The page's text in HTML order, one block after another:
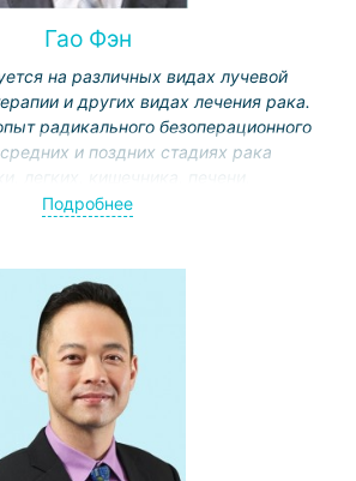
Гао Фэн
на различных видах лучевой
и других видах лечения рака.
радикального безоперационного
и поздних стадиях рака
рака, метастазов в головной мозг,
опухолей
Подробнее